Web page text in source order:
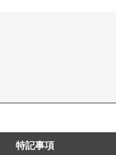
特記事項